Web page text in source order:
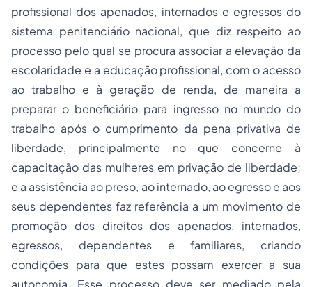
profissional dos apenados, internados e egressos do
sistema penitenciário nacional, que diz respeito ao
processo pelo qual se procura associar a elevação da
escolaridade e a educação profissional, com o acesso
ao trabalho e à geração de renda, de maneira a
preparar o beneficiário para ingresso no mundo do
trabalho após o cumprimento da pena privativa de
liberdade, principalmente no que concerne à
capacitação das mulheres em privação de liberdade;
e a assistência ao preso, ao internado, ao egresso e aos
seus dependentes faz referência a um movimento de
promoção dos direitos dos apenados, internados,
egressos, dependentes e familiares, criando
condições para que estes possam exercer a sua
autonomia. Esse processo deve ser mediado pela